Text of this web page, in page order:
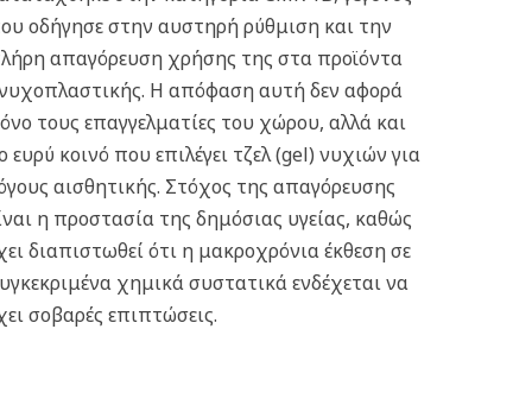
οδήγησε στην αυστηρή ρύθμιση και την
απαγόρευση χρήσης της στα προϊόντα
Η απόφαση αυτή δεν αφορά
τους επαγγελματίες του χώρου, αλλά και
ευρύ κοινό που επιλέγει τζελ (gel) νυχιών για
αισθητικής. Στόχος της απαγόρευσης
η προστασία της δημόσιας υγείας, καθώς
διαπιστωθεί ότι η μακροχρόνια έκθεση σε
χημικά συστατικά ενδέχεται να
σοβαρές επιπτώσεις.